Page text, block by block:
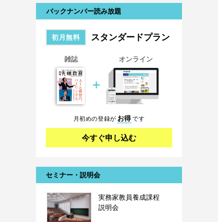
バックナンバー読み放題
初月無料 スタンダードプラン
雑誌
＋
オンライン
月初めの登録が お得です
今すぐ申し込む
セミナー・説明会
実務家教員養成課程
説明会